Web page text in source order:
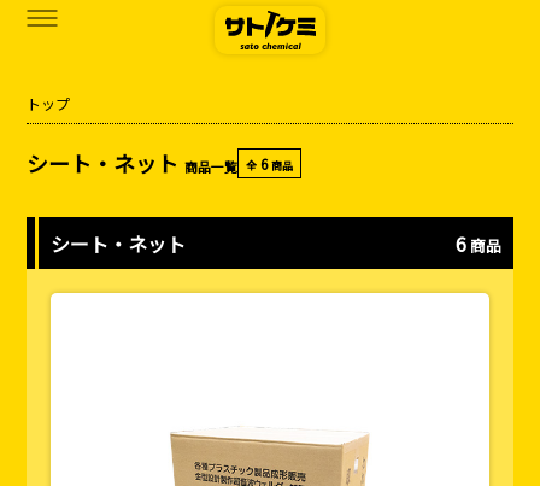
カタログダウンロード
サトケミって？
お知らせ
アクセス
トップ
シート・ネット 商品一覧 全 6 商品
シート・ネット 6 商品